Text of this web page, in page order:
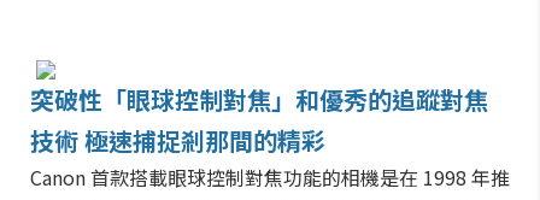
突破性「眼球控制對焦」和優秀的追蹤對焦
技術 極速捕捉剎那間的精彩
Canon 首款搭載眼球控制對焦功能的相機是在 1998 年推